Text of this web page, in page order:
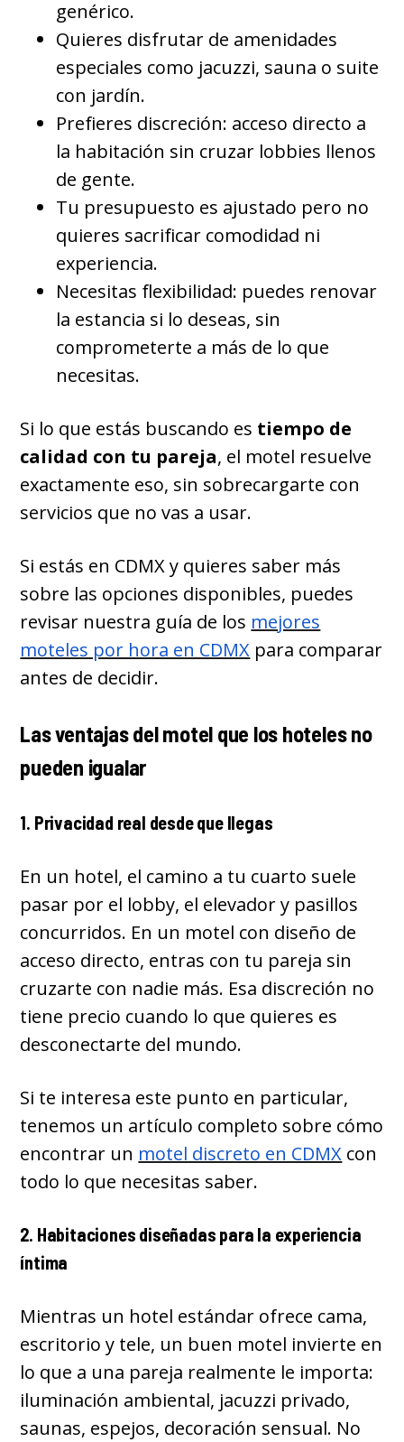
genérico.
Quieres disfrutar de amenidades
especiales como jacuzzi, sauna o suite
con jardín.
Prefieres discreción: acceso directo a
la habitación sin cruzar lobbies llenos
de gente.
Tu presupuesto es ajustado pero no
quieres sacrificar comodidad ni
experiencia.
Necesitas flexibilidad: puedes renovar
la estancia si lo deseas, sin
comprometerte a más de lo que
necesitas.
Si lo que estás buscando es tiempo de
calidad con tu pareja, el motel resuelve
exactamente eso, sin sobrecargarte con
servicios que no vas a usar.
Si estás en CDMX y quieres saber más
sobre las opciones disponibles, puedes
revisar nuestra guía de los mejores
moteles por hora en CDMX para comparar
antes de decidir.
Las ventajas del motel que los hoteles no
pueden igualar
1. Privacidad real desde que llegas
En un hotel, el camino a tu cuarto suele
pasar por el lobby, el elevador y pasillos
concurridos. En un motel con diseño de
acceso directo, entras con tu pareja sin
cruzarte con nadie más. Esa discreción no
tiene precio cuando lo que quieres es
desconectarte del mundo.
Si te interesa este punto en particular,
tenemos un artículo completo sobre cómo
encontrar un motel discreto en CDMX con
todo lo que necesitas saber.
2. Habitaciones diseñadas para la experiencia
íntima
Mientras un hotel estándar ofrece cama,
escritorio y tele, un buen motel invierte en
lo que a una pareja realmente le importa:
iluminación ambiental, jacuzzi privado,
saunas, espejos, decoración sensual. No